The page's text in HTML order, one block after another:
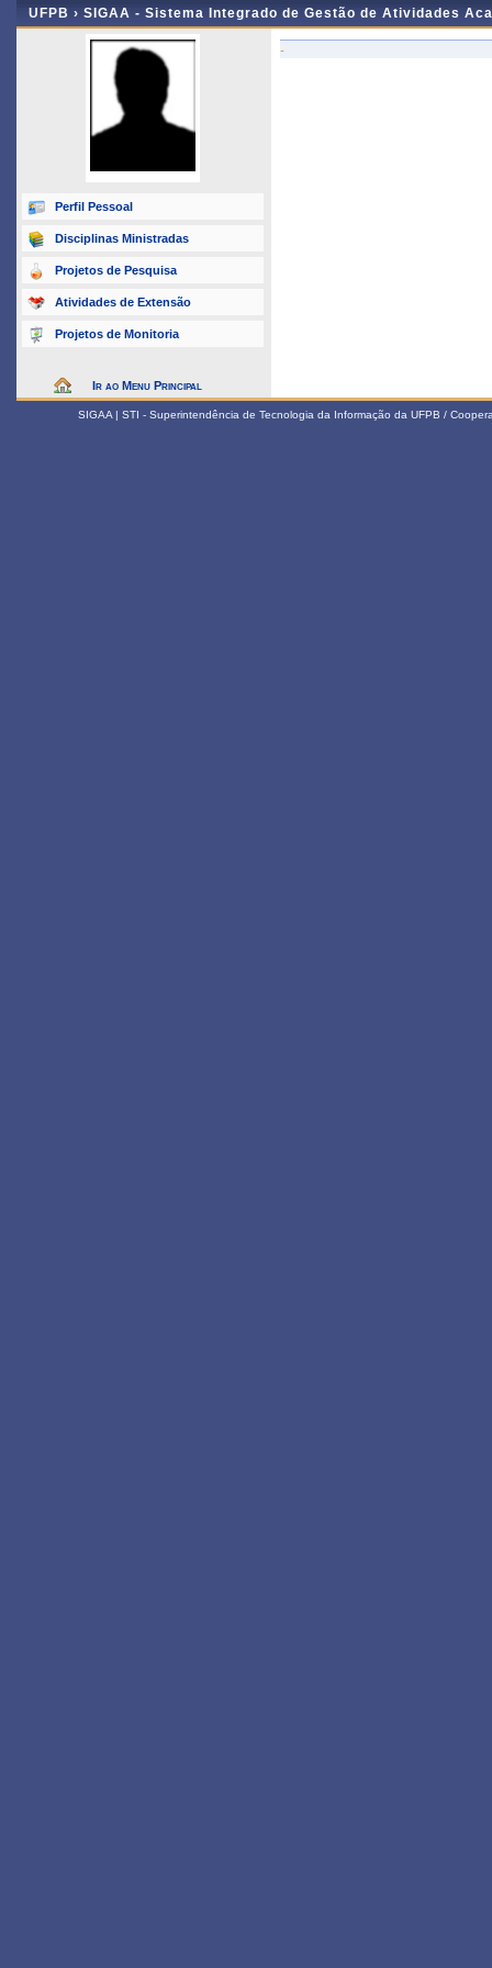
UFPB › SIGAA - Sistema Integrado de Gestão de Atividades
Perfil Pessoal
Disciplinas Ministradas
Projetos de Pesquisa
Atividades de Extensão
Projetos de Monitoria
Ir ao Menu Principal
-
SIGAA | STI - Superintendência de Tecnologia da Informação da UFPB /